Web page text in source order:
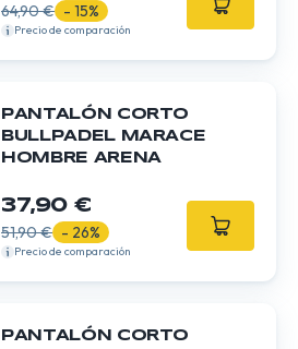
64,90 € - 15%
Precio de comparación
PANTALÓN CORTO
BULLPADEL MARACE
HOMBRE ARENA
37,90 €
51,90 € - 26%
Precio de comparación
PANTALÓN CORTO